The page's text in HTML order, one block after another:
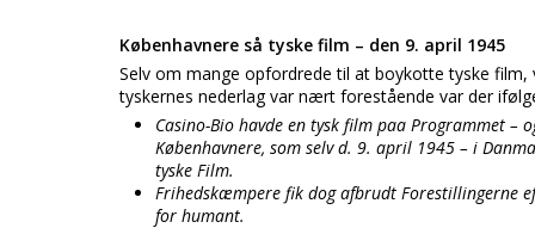
Københavnere så tyske film – den 9. april 1945
Selv om mange opfordrede til at boykotte tyske film,
tyskernes nederlag var nært forestående var der
Casino-Bio havde en tysk film paa Programmet –
Københavnere, som selv d. 9. april 1945 – i
tyske Film.
Frihedskæmpere fik dog afbrudt Forestillingerne
for humant.